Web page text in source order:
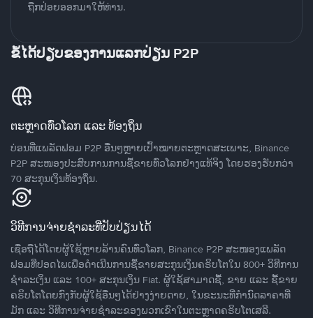
ຖືກປ່ອຍອອກມາໃຫ້ທ່ານ.
ຂໍ້ໄດ້ປຽບຂອງການແລກປ່ຽນ P2P
ຕະຫຼາດທົ່ວໂລກ ແລະ ທ້ອງຖິ່ນ
ບ່ອນທີ່ແພລັດຟອມ P2P ອື່ນໆຫຼາຍເປົ້າໝາຍຕະຫຼາດສະເພາະ, Binance
P2P ສະໜອງປະສົບການການຊື້ຂາຍທົ່ວໂລກຢ່າງແທ້ຈິງ ໂດຍຮອງຮັບກວ່າ
70 ສະກຸນເງິນທ້ອງຖິ່ນ.
ວິທີການຈ່າຍຊຳລະທີ່ປັບປ່ຽນໄດ້
ເຊື່ອຖືໄດ້ໂດຍຜູ້ໃຊ້ຫຼາຍລ້ານຄົນທົ່ວໂລກ, Binance P2P ສະໜອງແພລັດ
ຟອມທີ່ປອດໄພເພື່ອດໍາເນີນການຊື້ຂາຍສະກຸນເງິນຄຣິບໂຕໃນ 800+ ວິທີການ
ຊໍາລະເງິນ ແລະ 100+ ສະກຸນເງິນ Fiat. ຜູ້ໃຊ້ສາມາດຊື້, ຂາຍ ແລະ ຊື້ຂາຍ
ຄຣິບໂຕໂດຍກົງກັບຜູ້ໃຊ້ອື່ນໆໄດ້ຢ່າງງ່າຍດາຍ, ໃນຂະນະທີ່ກໍານົດລາຄາທີ່
ມັກ ແລະ ວິທີການຈ່າຍຊຳລະຂອງພວກເຂົາໃນຕະຫຼາດຄຣິບໂຕເສລີ.